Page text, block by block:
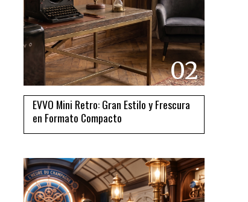
02
EVVO Mini Retro: Gran Estilo y Frescura
en Formato Compacto